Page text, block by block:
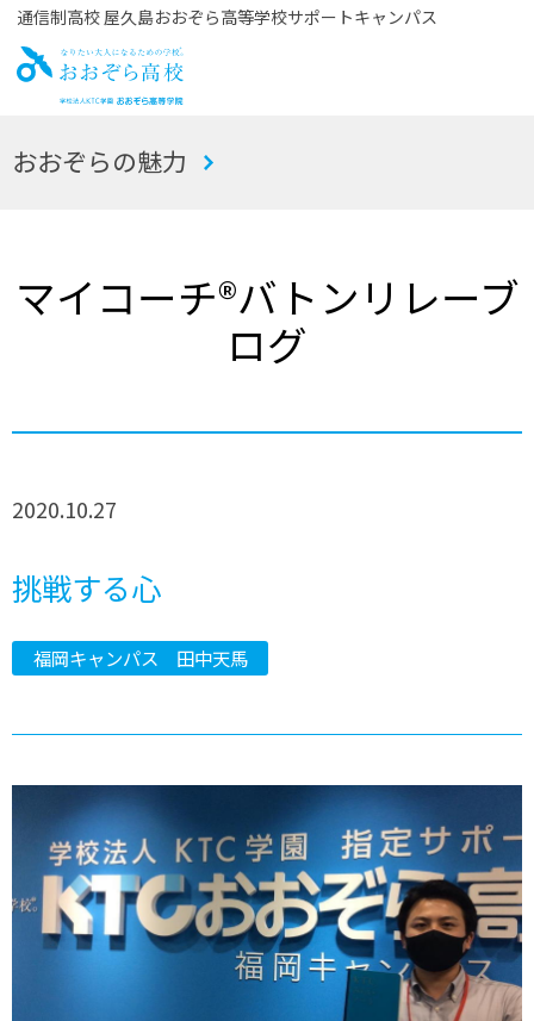
通信制高校 屋久島おおぞら高等学校サポートキャンパス
お
おおぞらの魅力
マイコーチ®バトンリレーブ
ログ
2020.10.27
挑戦する心
福岡キャンパス 田中天馬